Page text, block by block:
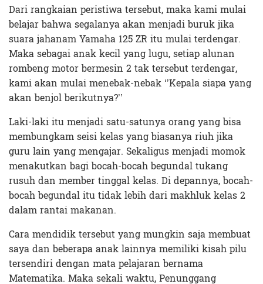
Dari rangkaian peristiwa tersebut, maka kami mulai
belajar bahwa segalanya akan menjadi buruk jika
suara jahanam Yamaha 125 ZR itu mulai terdengar.
Maka sebagai anak kecil yang lugu, setiap alunan
rombeng motor bermesin 2 tak tersebut terdengar,
kami akan mulai menebak-nebak ‘’Kepala siapa yang
akan benjol berikutnya?’’
Laki-laki itu menjadi satu-satunya orang yang bisa
membungkam seisi kelas yang biasanya riuh jika
guru lain yang mengajar. Sekaligus menjadi momok
menakutkan bagi bocah-bocah begundal tukang
rusuh dan member tinggal kelas. Di depannya, bocah-
bocah begundal itu tidak lebih dari makhluk kelas 2
dalam rantai makanan.
Cara mendidik tersebut yang mungkin saja membuat
saya dan beberapa anak lainnya memiliki kisah pilu
tersendiri dengan mata pelajaran bernama
Matematika. Maka sekali waktu, Penunggang